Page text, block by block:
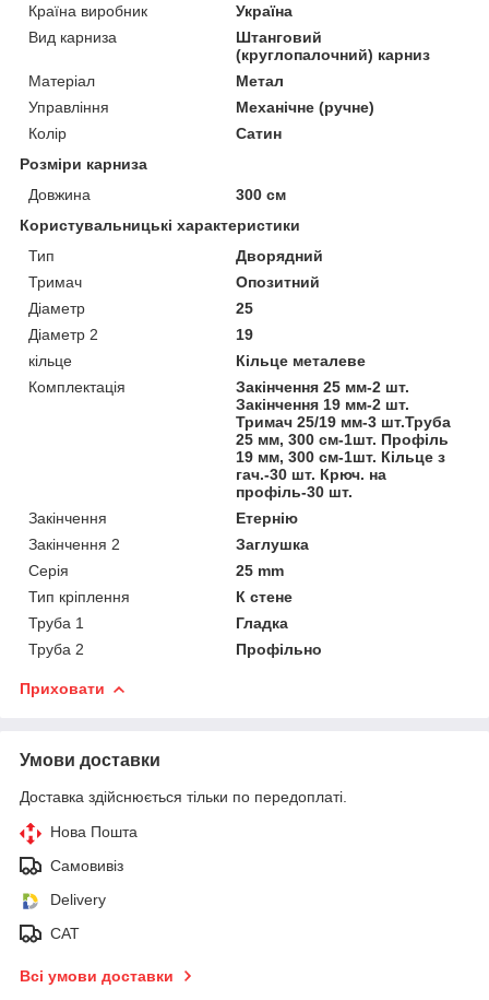
Країна виробник
Україна
Вид карниза
Штанговий
(круглопалочний) карниз
Матеріал
Метал
Управління
Механічне (ручне)
Колір
Сатин
Розміри карниза
Довжина
300 см
Користувальницькі характеристики
Тип
Дворядний
Тримач
Опозитний
Діаметр
25
Діаметр 2
19
кільце
Кільце металеве
Комплектація
Закінчення 25 мм-2 шт.
Закінчення 19 мм-2 шт.
Тримач 25/19 мм-3 шт.Труба
25 мм, 300 см-1шт. Профіль
19 мм, 300 см-1шт. Кільце з
гач.-30 шт. Крюч. на
профіль-30 шт.
Закінчення
Етернію
Закінчення 2
Заглушка
Серія
25 mm
Тип кріплення
К стене
Труба 1
Гладка
Труба 2
Профільно
Приховати
Умови доставки
Доставка здійснюється тільки по передоплаті.
Нова Пошта
Самовивіз
Delivery
САТ
Всі умови доставки